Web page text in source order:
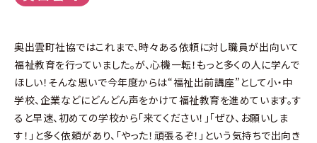
奥出雲町社協ではこれまで、時々ある依頼に対し職員が出向いて
福祉教育を行っていました。が、心機一転！もっと多くの人に学んで
ほしい！そんな思いで今年度からは“福祉出前講座”として小・中
学校、企業などにどんどん声をかけて福祉教育を進めています。す
ると早速、初めての学校から「来てください！」「ぜひ、お願いしま
す！」と多く依頼があり、「やった！頑張るぞ！」という気持ちで出向き